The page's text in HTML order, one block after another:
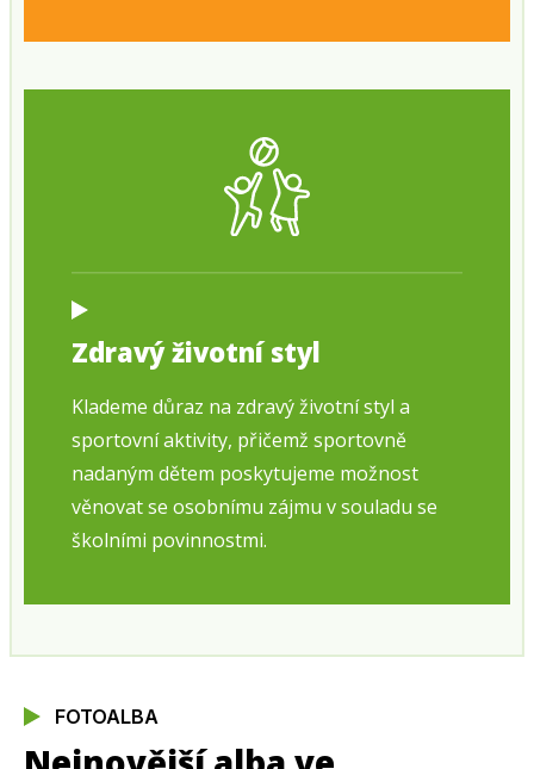
Zdravý životní styl
Klademe důraz na zdravý životní styl a
sportovní aktivity, přičemž sportovně
nadaným dětem poskytujeme možnost
věnovat se osobnímu zájmu v souladu se
školními povinnostmi.
FOTOALBA